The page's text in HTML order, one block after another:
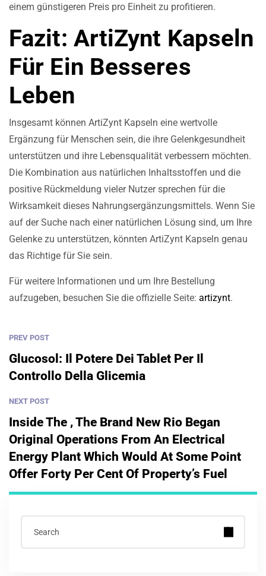
einem günstigeren Preis pro Einheit zu profitieren.
Fazit: ArtiZynt Kapseln
Für Ein Besseres
Leben
Insgesamt können ArtiZynt Kapseln eine wertvolle
Ergänzung für Menschen sein, die ihre Gelenkgesundheit
unterstützen und ihre Lebensqualität verbessern möchten.
Die Kombination aus natürlichen Inhaltsstoffen und die
positive Rückmeldung vieler Nutzer sprechen für die
Wirksamkeit dieses Nahrungsergänzungsmittels. Wenn Sie
auf der Suche nach einer natürlichen Lösung sind, um Ihre
Gelenke zu unterstützen, könnten ArtiZynt Kapseln genau
das Richtige für Sie sein.
Für weitere Informationen und um Ihre Bestellung
aufzugeben, besuchen Sie die offizielle Seite: artizynt.
PREV POST
Glucosol: Il Potere Dei Tablet Per Il
Controllo Della Glicemia
NEXT POST
Inside The , The Brand New Rio Began
Original Operations From An Electrical
Energy Plant Which Would At Some Point
Offer Forty Per Cent Of Property’s Fuel